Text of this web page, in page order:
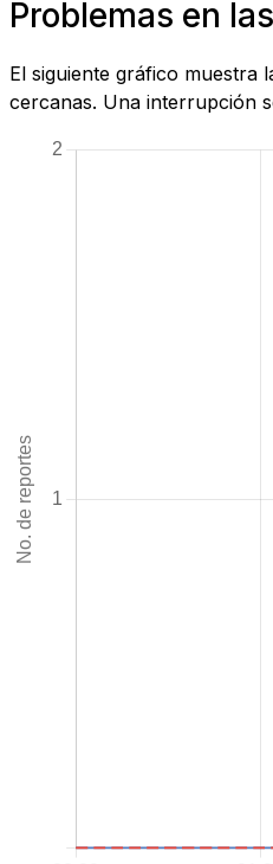
Problemas en
El siguiente gráfico muestra
cercanas. Una interrupción